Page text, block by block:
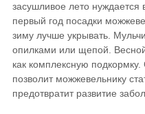
засушливое лето
первый год посадки
зиму лучше укрывать.
опилками или щепой.
как комплексную
позволит можжевельнику
предотвратит развитие